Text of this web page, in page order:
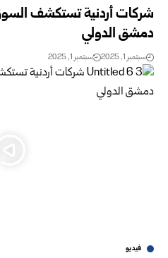
شركات أردنية تستكشف
دمشق الدولي
سبتمبر 1, 2025 سبتمبر 1, 2025
فيديو